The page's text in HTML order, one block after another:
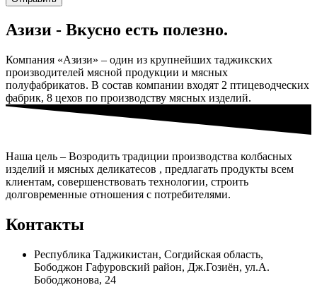
Азизи - Вкусно есть полезно.
Компания «Азизи» – один из крупнейших таджикских
производителей мясной продукции и мясных
полуфабрикатов. В состав компании входят 2 птицеводческих
фабрик, 8 цехов по производству мясных изделий.
Наша цель – Возродить традиции производства колбасных
изделий и мясных деликатесов , предлагать продукты всем
клиентам, совершенствовать технологии, строить
долговременные отношения с потребителями.
Контакты
Республика Таджикистан, Согдийская область,
Бободжон Гафуровский район, Дж.Гозиён, ул.А.
Бободжонова, 24